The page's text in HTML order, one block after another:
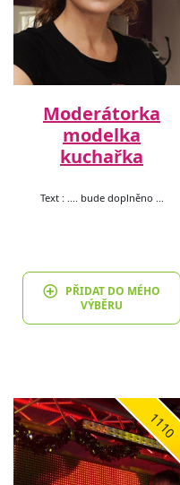
Moderátorka
modelka
kuchařka
Text : .... bude doplněno …
PŘIDAT DO MÉHO
VÝBĚRU
1110